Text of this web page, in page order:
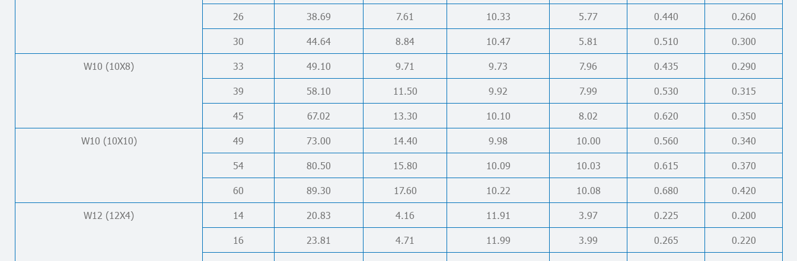
26
38.69 7.61 10.33 5.77 0.440
0.260
30
44.64 8.84 10.47 5.81 0.510
0.300
W10 (10X8)
33 49.10 9.71 9.73 7.96 0.435
0.290
39
58.10 11.50 9.92 7.99 0.530
0.315
45
67.02 13.30 10.10 8.02 0.620
0.350
W10 (10X10)
49 73.00 14.40 9.98 10.00 0.560
0.340
54
80.50 15.80 10.09 10.03 0.615
0.370
60
89.30 17.60 10.22 10.08 0.680
0.420
W12 (12X4)
14 20.83 4.16 11.91 3.97 0.225
0.200
16
23.81 4.71 11.99 3.99 0.265
0.220